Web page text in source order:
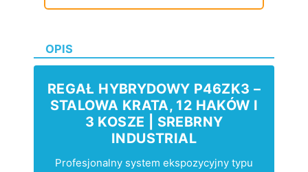
OPIS
REGAŁ HYBRYDOWY P46ZK3 –
STALOWA KRATA, 12 HAKÓW I
3 KOSZE | SREBRNY
INDUSTRIAL
Profesjonalny system ekspozycyjny typu